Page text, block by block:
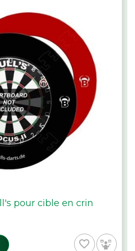
pour cible en crin
favorite_border